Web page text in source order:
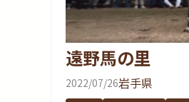
遠野馬の里
2022/07/26岩手県